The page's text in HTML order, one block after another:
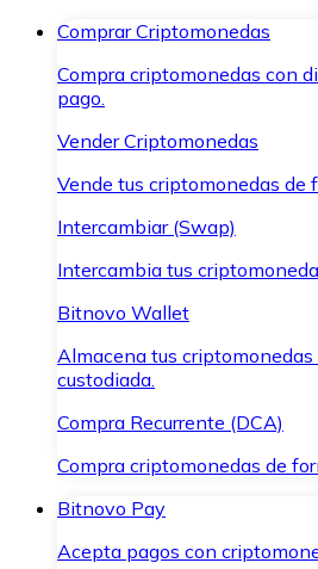
Comprar Criptomonedas
Compra criptomonedas con
pago.
Vender Criptomonedas
Vende tus criptomonedas de
Intercambiar (Swap)
Intercambia tus
Bitnovo Wallet
Almacena tus
custodiada.
Compra Recurrente (DCA)
Compra criptomonedas de
Bitnovo Pay
Acepta pagos con